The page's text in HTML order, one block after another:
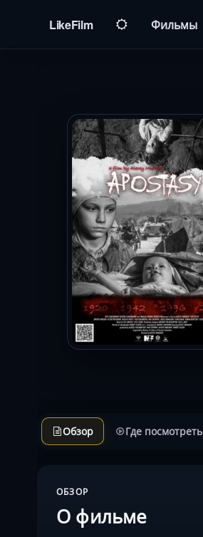
LikeFilm Фильмы
Обзор Где посмотреть
ОБЗОР
О фильме